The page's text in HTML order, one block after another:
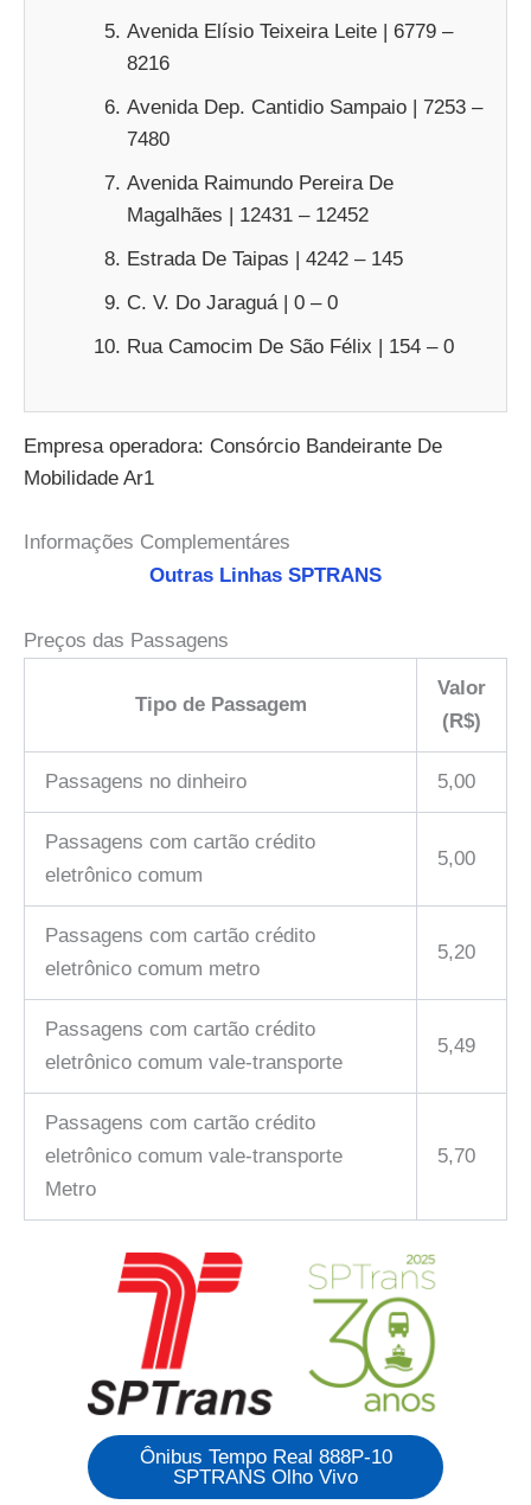
Avenida Elísio Teixeira Leite | 6779 –
8216
Avenida Dep. Cantidio Sampaio | 7253 –
7480
Avenida Raimundo Pereira De
Magalhães | 12431 – 12452
Estrada De Taipas | 4242 – 145
C. V. Do Jaraguá | 0 – 0
Rua Camocim De São Félix | 154 – 0
Empresa operadora: Consórcio Bandeirante De
Mobilidade Ar1
Informações Complementáres
Outras Linhas SPTRANS
Preços das Passagens
Tipo de Passagem
Valor
(R$)
Passagens no dinheiro 5,00
Passagens com cartão crédito
eletrônico comum
5,00
Passagens com cartão crédito
eletrônico comum metro
5,20
Passagens com cartão crédito
eletrônico comum vale-transporte
5,49
Passagens com cartão crédito
eletrônico comum vale-transporte
Metro
5,70
Ônibus Tempo Real 888P-10
SPTRANS Olho Vivo